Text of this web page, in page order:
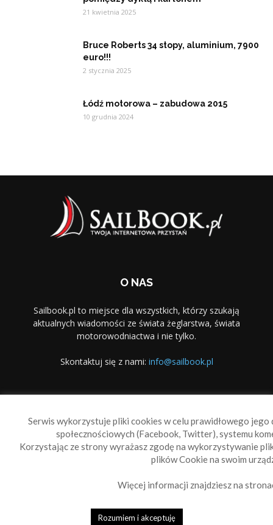
21 kwietnia 2025
Bruce Roberts 34 stopy, aluminium, 7900
euro!!!
2 stycznia 2025
Łódź motorowa – zabudowa 2015
10 grudnia 2024
O NAS
Sailbook.pl to miejsce dla wszystkich, którzy szukają
aktualnych wiadomości ze świata żeglarstwa, świata
motorowodniactwa i nie tylko.
Skontaktuj się z nami: info@sailbook.pl
Reklama
Polityka prywatności
© 2010-2019 Sailbook.pl
Serwis wykorzystuje pliki cookies w celu prawidłowego
społecznościowych (Facebook, Twitter), systemu
Korzystając ze strony wyrażasz zgodę na wykorzystywanie
plików Cookie na swoim
Więcej informacji znajdziesz na
Rozumiem i akceptuję